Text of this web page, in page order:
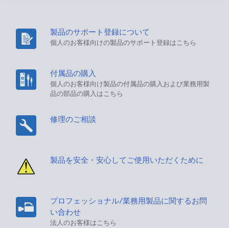
製品のサポート登録について
個人のお客様向けの製品のサポート登録はこちら
付属品の購入
個人のお客様向け製品の付属品の購入および業務用製
品の部品の購入はこちら
修理のご相談
製品を安全・安心してご使用いただくために
プロフェッショナル/業務用製品に関するお問
い合わせ
法人のお客様はこちら